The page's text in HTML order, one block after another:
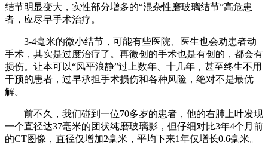
结节明显变大，实性部分增多的“混杂性磨玻璃结节”高危患
者，应尽早手术治疗。
3-4毫米的微小结节，可能有些医院、医生也会劝患者动
手术，其实是过度治疗了。再微创的手术也是有创的，都会有
损伤。让本可以“风平浪静”过上数年、十几年，甚至终生不用
干预的患者，过早承担手术损伤和各种风险，绝对不是最优
解。
前不久，我们碰到一位70多岁的患者，他的右肺上叶发现
一个直径达37毫米的团状纯磨玻璃影，但仔细对比3年4个月前
的CT图像，直径仅增加2毫米，平均下来1年仅增长0.6毫米。